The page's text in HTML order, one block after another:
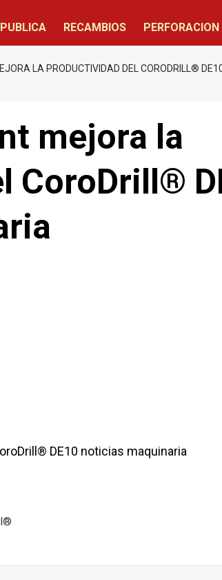
RECAMBIOS PERFORACION
LA PRODUCTIVIDAD DEL CORODRILL®
mejora la
CoroDrill®
DE10 noticias maquinaria